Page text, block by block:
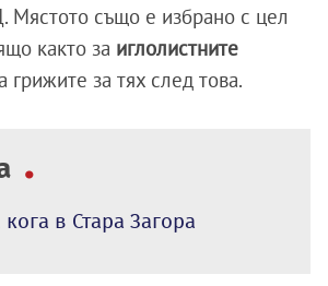
също е избрано с цел
както за иглолистните
грижите за тях след това.
в Стара Загора